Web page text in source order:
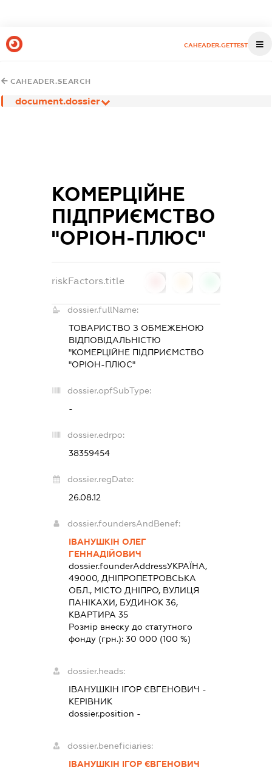
CAHEADER.GETTEST
CAHEADER.SEARCH
document.dossier
КОМЕРЦІЙНЕ
ПІДПРИЄМСТВО
"ОРІОН-ПЛЮС"
riskFactors.title
dossier.fullName:
ТОВАРИСТВО З ОБМЕЖЕНОЮ
ВІДПОВІДАЛЬНІСТЮ
"КОМЕРЦІЙНЕ ПІДПРИЄМСТВО
"ОРІОН-ПЛЮС"
dossier.opfSubType:
-
dossier.edrpo:
38359454
dossier.regDate:
26.08.12
dossier.foundersAndBenef:
ІВАНУШКІН ОЛЕГ
ГЕННАДІЙОВИЧ
dossier.founderAddressУКРАЇНА,
49000, ДНІПРОПЕТРОВСЬКА
ОБЛ., МІСТО ДНІПРО, ВУЛИЦЯ
ПАНІКАХИ, БУДИНОК 36,
КВАРТИРА 35
Розмір внеску до статутного
фонду (грн.): 30 000 (100 %)
dossier.heads:
ІВАНУШКІН ІГОР ЄВГЕНОВИЧ -
КЕРІВНИК
dossier.position -
dossier.beneficiaries:
ІВАНУШКІН ІГОР ЄВГЕНОВИЧ